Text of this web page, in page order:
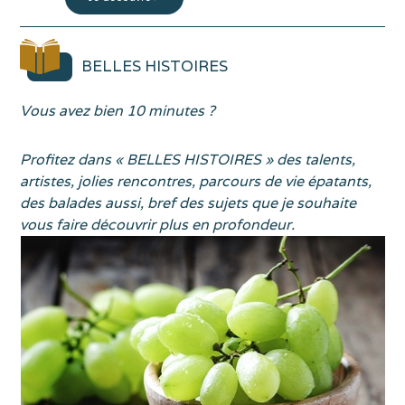
Elle l’a quoi ? Ce je ne sais quoi… Mais encore ? La dentelle
coton, tiens ! Attention innovation ! Aujourd’hui, je vous amène
BELLES HISTOIRES
Vous avez bien 10 minutes ?
Profitez dans « BELLES HISTOIRES » des talents,
artistes, jolies rencontres, parcours de vie épatants,
des balades aussi, bref des sujets que je souhaite
vous faire découvrir plus en profondeur.